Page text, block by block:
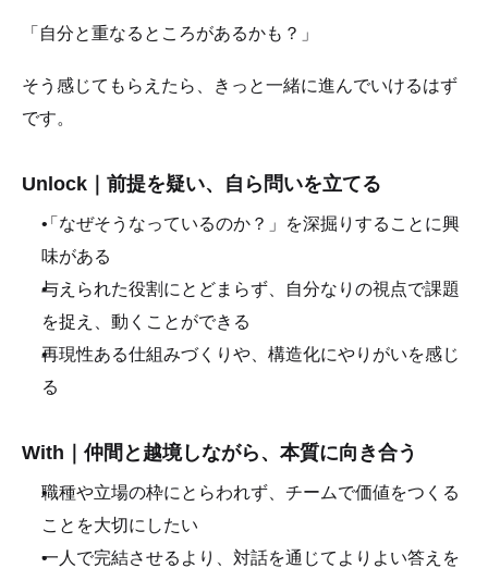
「自分と重なるところがあるかも？」
そう感じてもらえたら、きっと一緒に進んでいけるはず
です。
Unlock｜前提を疑い、自ら問いを立てる
「なぜそうなっているのか？」を深掘りすることに興
味がある
与えられた役割にとどまらず、自分なりの視点で課題
を捉え、動くことができる
再現性ある仕組みづくりや、構造化にやりがいを感じ
る
With｜仲間と越境しながら、本質に向き合う
職種や立場の枠にとらわれず、チームで価値をつくる
ことを大切にしたい
一人で完結させるより、対話を通じてよりよい答えを